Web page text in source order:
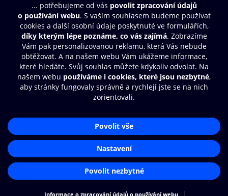
Obsah ke stažení
Moje O2 Knihovna
Další zábava
© O2 Czech Republic a.s.
Přístupnost
Zásady zpracování osobních údajů
Nastavení cookies
Aplikace O2 Knihovna
Čti a poslouchej své e-knihy a
audioknihy rychleji a pohodlněji.